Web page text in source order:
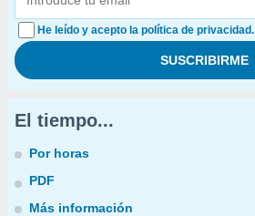
He leído y acepto la política de privacidad.
El tiempo...
Por horas
PDF
Más información